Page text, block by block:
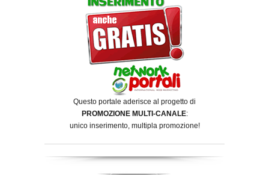
Questo portale aderisce al progetto di
PROMOZIONE MULTI-CANALE:
unico inserimento, multipla promozione!